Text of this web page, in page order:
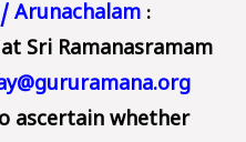
Arunachalam:
Sri Ramanasramam
ascertain whether